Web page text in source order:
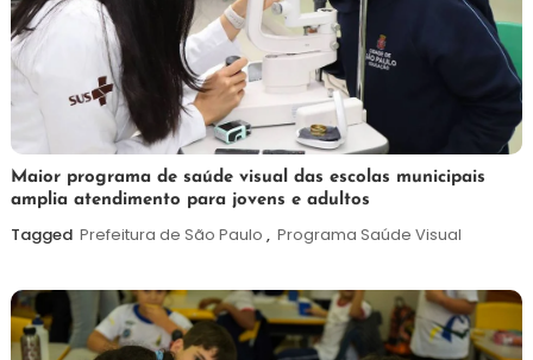
7
de
agosto
Maurilio
Maior programa de saúde visual das escolas municipais
amplia atendimento para jovens e adultos
Tagged Prefeitura de São Paulo , Programa Saúde Visual